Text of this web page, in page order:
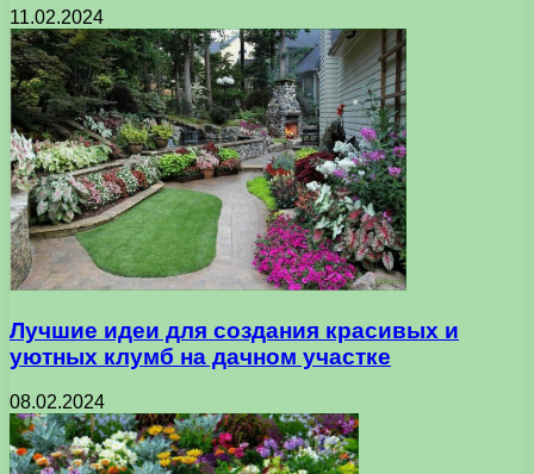
11.02.2024
Лучшие идеи для создания красивых и
уютных клумб на дачном участке
08.02.2024